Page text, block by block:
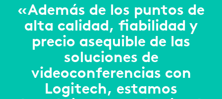
«Además de los puntos de
alta calidad, fiabilidad y
precio asequible de las
soluciones de
videoconferencias con
Logitech, estamos